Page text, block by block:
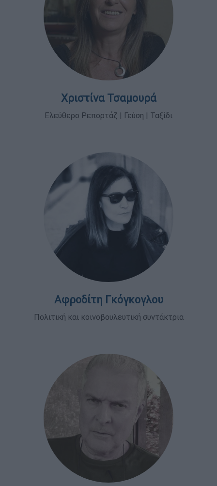
Χριστίνα Τσαμουρά
Ελεύθερο Ρεπορτάζ | Γεύση | Ταξίδι
Αφροδίτη Γκόγκογλου
Πολιτική και κοινοβουλευτική συντάκτρια